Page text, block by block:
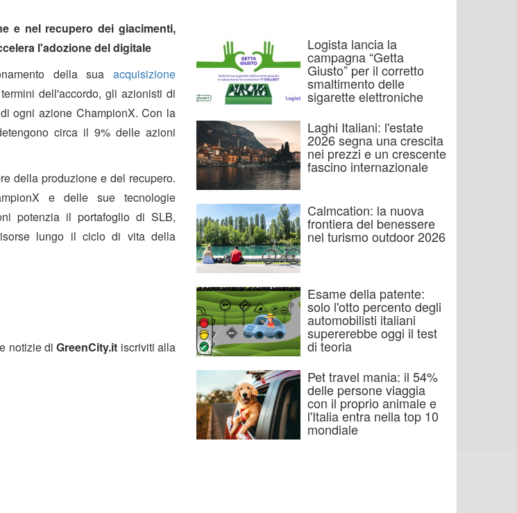
e nel recupero dei giacimenti,
l'adozione del digitale
della sua acquisizione
dell'accordo, gli azionisti di
ogni azione ChampionX. Con la
circa il 9% delle azioni
della produzione e del recupero.
e delle sue tecnologie
potenzia il portafoglio di SLB,
lungo il ciclo di vita della
notizie diGreenCity.it iscriviti alla
Logista lancia la
campagna “Getta
Giusto” per il corretto
smaltimento delle
sigarette elettroniche
Laghi Italiani: l'estate
2026 segna una crescita
nei prezzi e un crescente
fascino internazionale
Calmcation: la nuova
frontiera del benessere
nel turismo outdoor 2026
Esame della patente:
solo l'otto percento degli
automobilisti italiani
supererebbe oggi il test
di teoria
Pet travel mania: il 54%
delle persone viaggia
con il proprio animale e
l'Italia entra nella top 10
mondiale